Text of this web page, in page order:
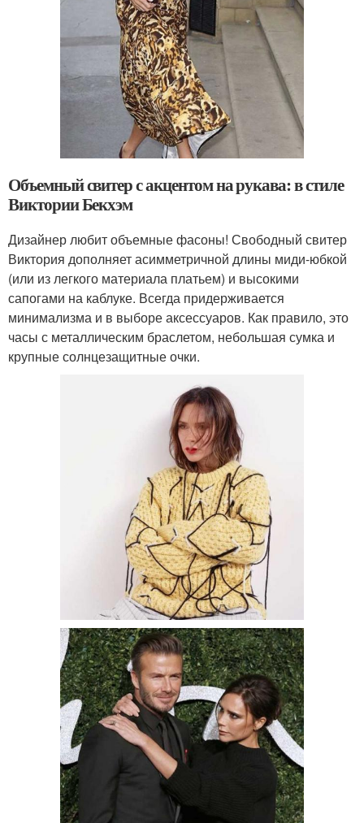
Объемный свитер с акцентом на рукава: в стиле
Виктории Бекхэм
Дизайнер любит объемные фасоны! Свободный свитер
Виктория дополняет асимметричной длины миди-юбкой
(или из легкого материала платьем) и высокими
сапогами на каблуке. Всегда придерживается
минимализма и в выборе аксессуаров. Как правило, это
часы с металлическим браслетом, небольшая сумка и
крупные солнцезащитные очки.